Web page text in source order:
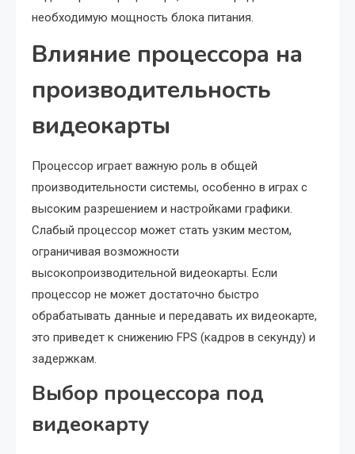
необходимую мощность блока питания.
Влияние процессора на
производительность
видеокарты
Процессор играет важную роль в общей
производительности системы, особенно в играх с
высоким разрешением и настройками графики.
Слабый процессор может стать узким местом,
ограничивая возможности
высокопроизводительной видеокарты. Если
процессор не может достаточно быстро
обрабатывать данные и передавать их видеокарте,
это приведет к снижению FPS (кадров в секунду) и
задержкам.
Выбор процессора под
видеокарту